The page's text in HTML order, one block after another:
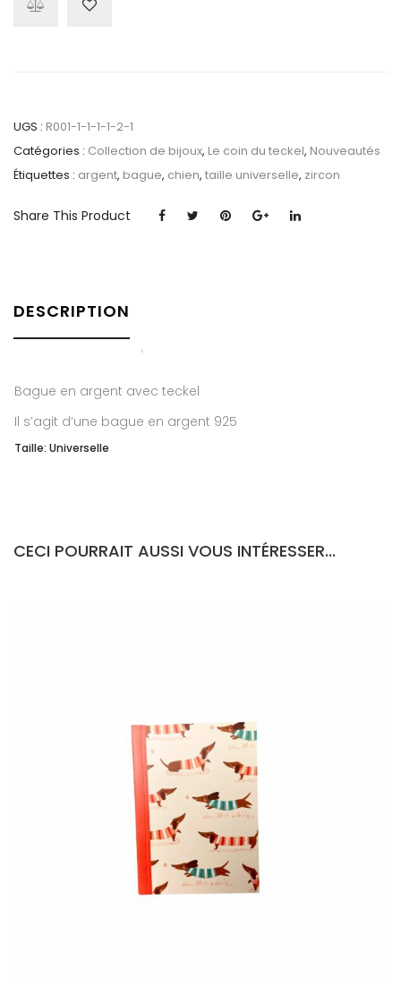
UGS : R001-1-1-1-1-2-1
Catégories : Collection de bijoux, Le coin du teckel, Nouveautés
Étiquettes : argent, bague, chien, taille universelle, zircon
Share This Product
DESCRIPTION
Bague en argent avec teckel
Il s’agit d’une bague en argent 925
Taille: Universelle
CECI POURRAIT AUSSI VOUS INTÉRESSER...